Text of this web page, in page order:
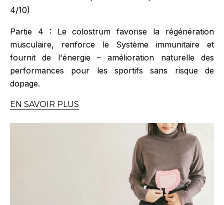
4/10)
Partie 4 : Le colostrum favorise la régénération
musculaire, renforce le Système immunitaire et
fournit de l'énergie – amélioration naturelle des
performances pour les sportifs sans risque de
dopage.
EN SAVOIR PLUS